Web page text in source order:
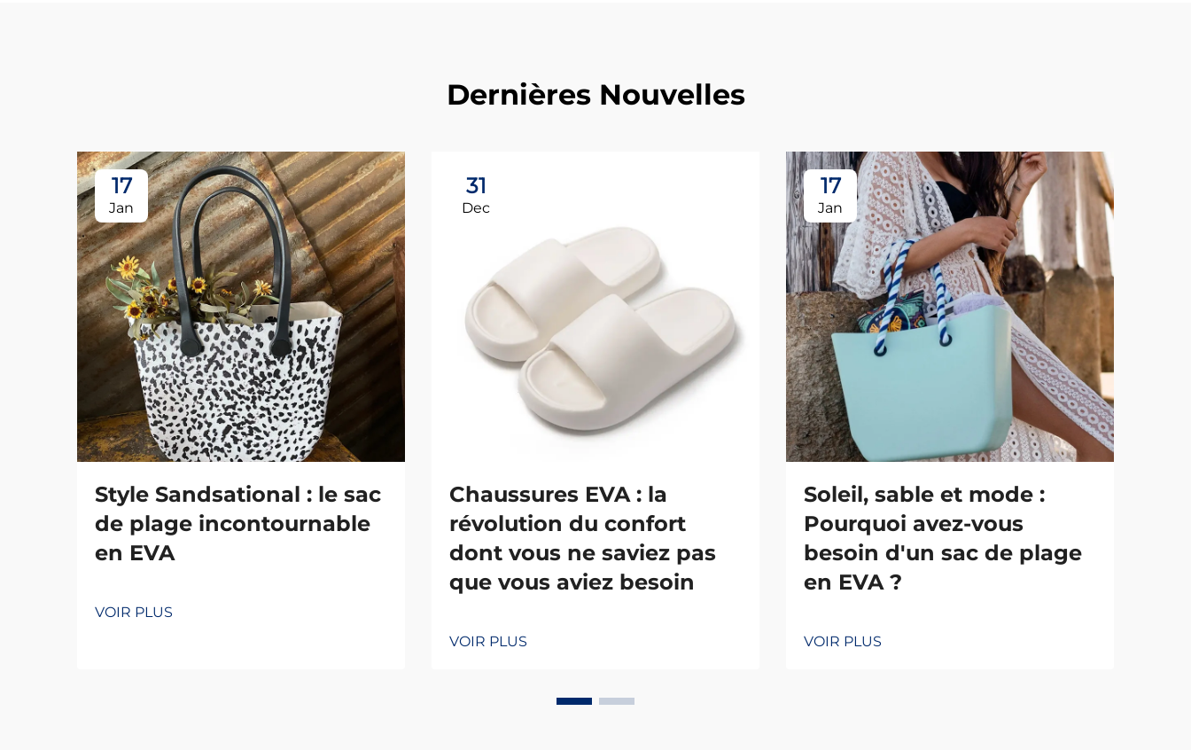
Dernières Nouvelles
17
Jan
Style Sandsational : le sac
de plage incontournable
en EVA
VOIR PLUS
31
Dec
Chaussures EVA : la
révolution du confort
dont vous ne saviez pas
que vous aviez besoin
VOIR PLUS
17
Jan
Soleil, sable et mode :
Pourquoi avez-vous
besoin d'un sac de plage
en EVA ?
VOIR PLUS